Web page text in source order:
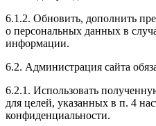
6.1.2. Обновить, дополнить
о персональных данных в
информации.
6.2. Администрация сайта
6.2.1. Использовать
для целей, указанных в п. 4
конфиденциальности.